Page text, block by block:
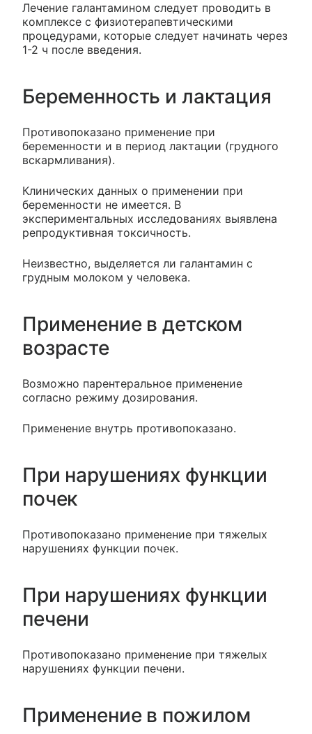
Лечение галантамином следует проводить в
комплексе с физиотерапевтическими
процедурами, которые следует начинать через
1-2 ч после введения.
Беременность и лактация
Противопоказано применение при
беременности и в период лактации (грудного
вскармливания).
Клинических данных о применении при
беременности не имеется. В
экспериментальных исследованиях выявлена
репродуктивная токсичность.
Неизвестно, выделяется ли галантамин с
грудным молоком у человека.
Применение в детском
возрасте
Возможно парентеральное применение
согласно режиму дозирования.
Применение внутрь противопоказано.
При нарушениях функции
почек
Противопоказано применение при тяжелых
нарушениях функции почек.
При нарушениях функции
печени
Противопоказано применение при тяжелых
нарушениях функции печени.
Применение в пожилом